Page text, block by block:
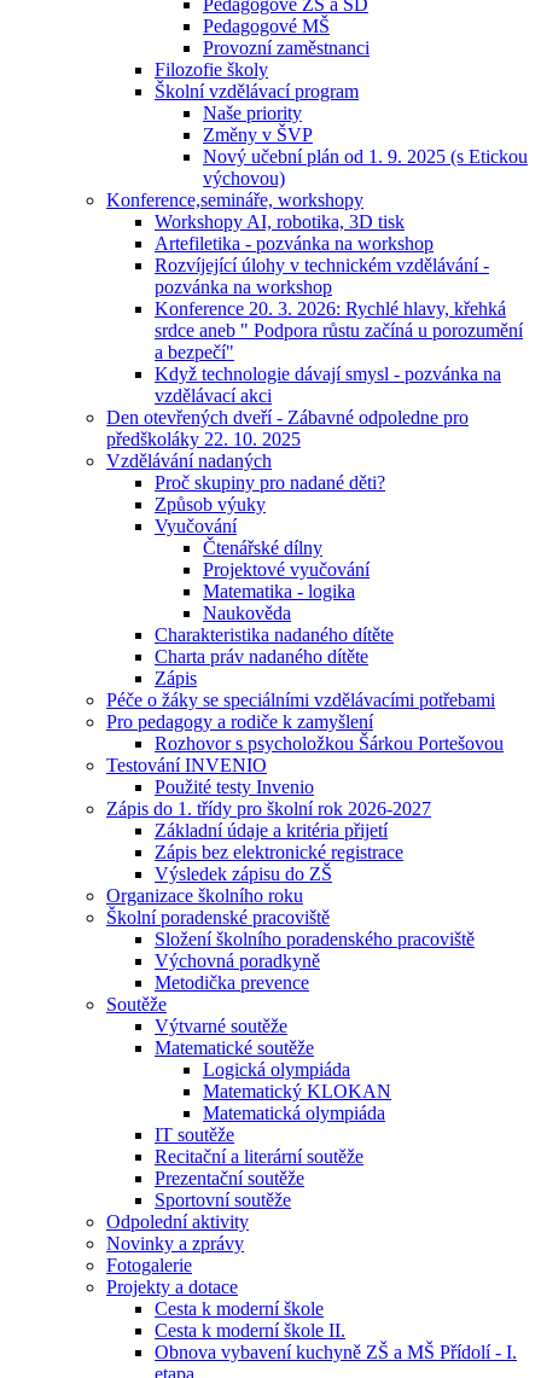
Pedagogové ZŠ a ŠD
Pedagogové MŠ
Provozní zaměstnanci
Filozofie školy
Školní vzdělávací program
Naše priority
Změny v ŠVP
Nový učební plán od 1. 9. 2025 (s Etickou
výchovou)
Konference,semináře, workshopy
Workshopy AI, robotika, 3D tisk
Artefiletika - pozvánka na workshop
Rozvíjející úlohy v technickém vzdělávání -
pozvánka na workshop
Konference 20. 3. 2026: Rychlé hlavy, křehká
srdce aneb " Podpora růstu začíná u porozumění
a bezpečí"
Když technologie dávají smysl - pozvánka na
vzdělávací akci
Den otevřených dveří - Zábavné odpoledne pro
předškoláky 22. 10. 2025
Vzdělávání nadaných
Proč skupiny pro nadané děti?
Způsob výuky
Vyučování
Čtenářské dílny
Projektové vyučování
Matematika - logika
Naukověda
Charakteristika nadaného dítěte
Charta práv nadaného dítěte
Zápis
Péče o žáky se speciálními vzdělávacími potřebami
Pro pedagogy a rodiče k zamyšlení
Rozhovor s psycholožkou Šárkou Portešovou
Testování INVENIO
Použité testy Invenio
Zápis do 1. třídy pro školní rok 2026-2027
Základní údaje a kritéria přijetí
Zápis bez elektronické registrace
Výsledek zápisu do ZŠ
Organizace školního roku
Školní poradenské pracoviště
Složení školního poradenského pracoviště
Výchovná poradkyně
Metodička prevence
Soutěže
Výtvarné soutěže
Matematické soutěže
Logická olympiáda
Matematický KLOKAN
Matematická olympiáda
IT soutěže
Recitační a literární soutěže
Prezentační soutěže
Sportovní soutěže
Odpolední aktivity
Novinky a zprávy
Fotogalerie
Projekty a dotace
Cesta k moderní škole
Cesta k moderní škole II.
Obnova vybavení kuchyně ZŠ a MŠ Přídolí - I.
etapa